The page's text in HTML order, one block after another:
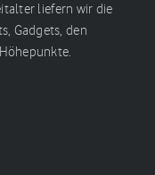
liefern wir die
Gadgets, den